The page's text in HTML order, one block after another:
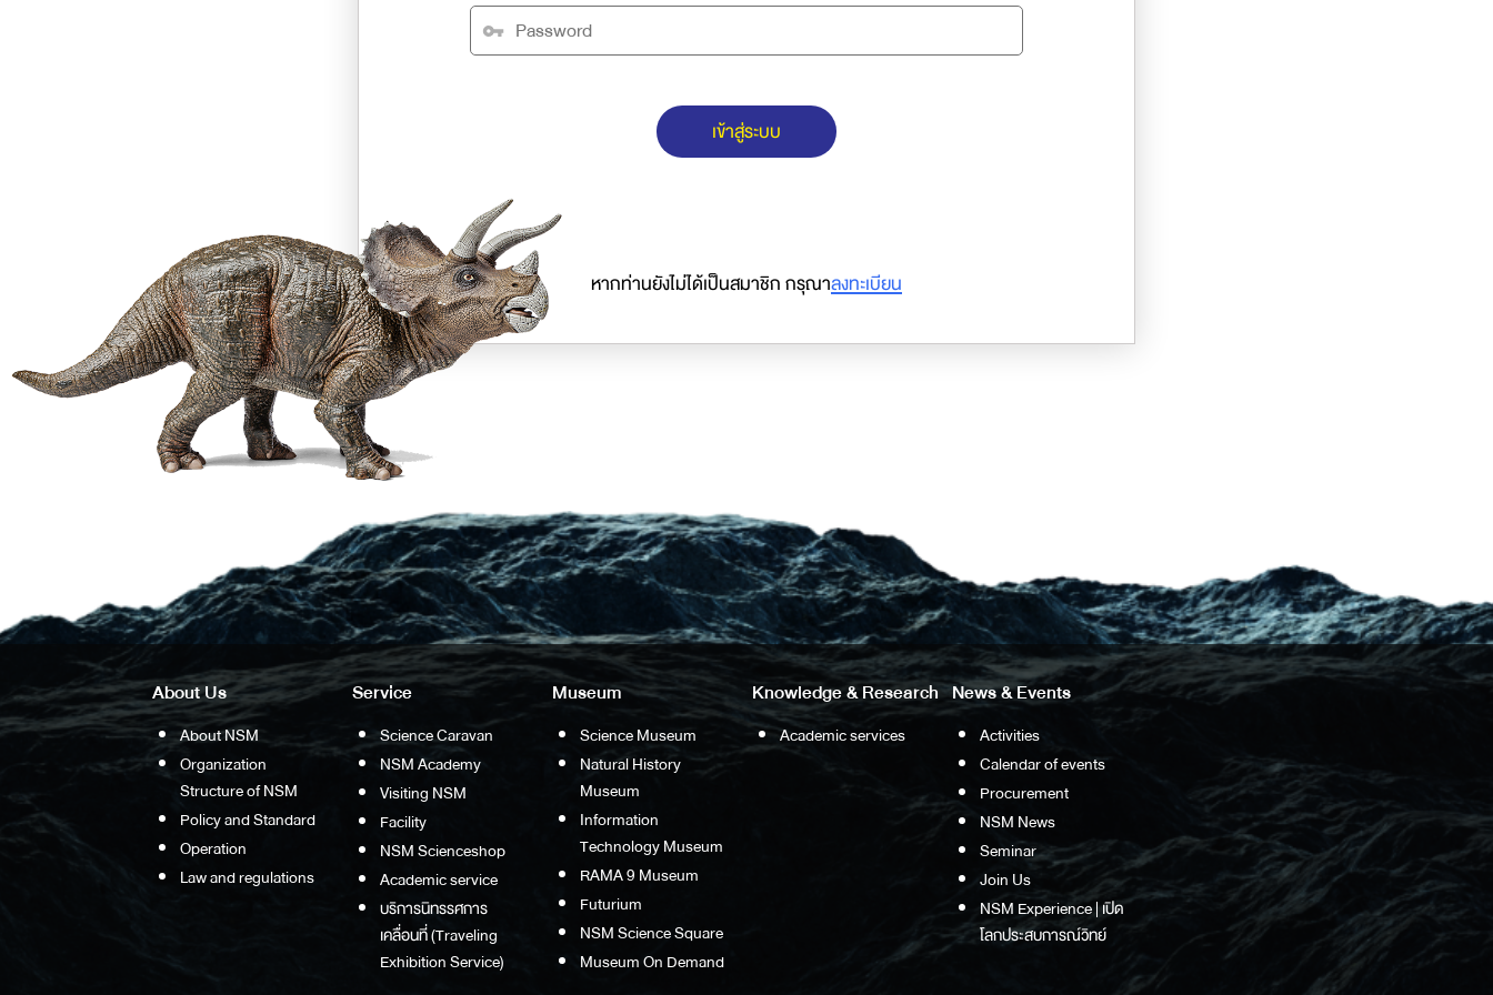
เข้าสู่ระบบ
หากท่านยังไม่ได้เป็นสมาชิก กรุณาลงทะเบียน
About Us
About NSM
Organization
Structure of NSM
Policy and Standard
Operation
Law and regulations
Service
Science Caravan
NSM Academy
Visiting NSM
Facility
NSM Scienceshop
Academic service
บริการนิทรรศการ
เคลื่อนที่ (Traveling
Exhibition Service)
Museum
Science Museum
Natural History
Museum
Information
Technology Museum
RAMA 9 Museum
Futurium
NSM Science Square
Museum On Demand
Knowledge & Research
Academic services
News & Events
Activities
Calendar of events
Procurement
NSM News
Seminar
Join Us
NSM Experience | เปิด
โลกประสบการณ์วิทย์